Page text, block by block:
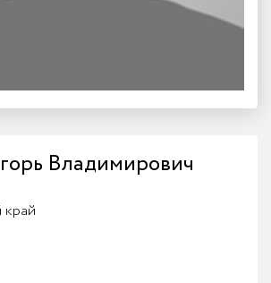
Владимирович
край